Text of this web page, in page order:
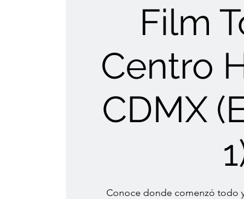
Film
Centro
CDMX
Conoce donde comenzó todo